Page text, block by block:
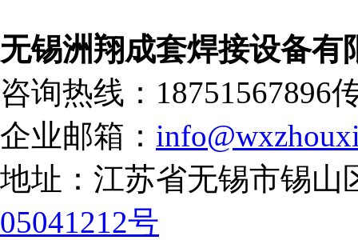
无锡洲翔成套焊接设备有
咨询热线：18751567896
企业邮箱：
地址：江苏省无锡市锡
05041212号